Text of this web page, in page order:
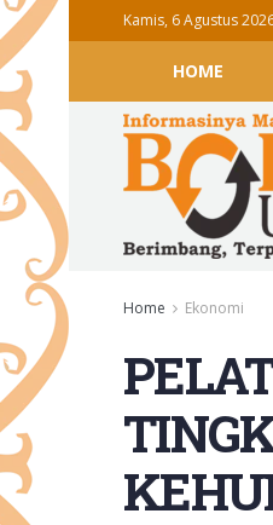
Kamis, 6 Agustus
HOME
Home Ekonomi